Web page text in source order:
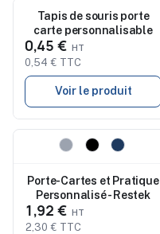
Nouveau
Tapis de souris porte
carte personnalisable
0,45 €
0,54 € TTC
Voir le produit
Nouveau
Porte-Cartes et Pratique
Personnalisé - Restek
1,92 €
2,30 € TTC